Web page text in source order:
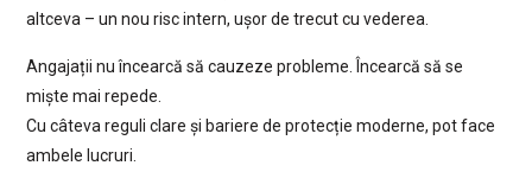
altceva – un nou risc intern, ușor de trecut cu vederea.
Angajații nu încearcă să cauzeze probleme. Încearcă să se
miște mai repede.
Cu câteva reguli clare și bariere de protecție moderne, pot face
ambele lucruri.